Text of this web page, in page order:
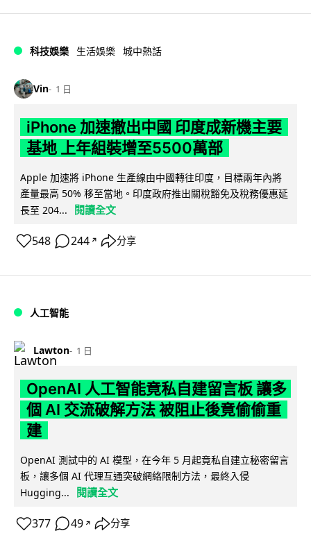
科技娛樂 生活娛樂 城中熱話
Vin 1 日
iPhone 加速撤出中國 印度成新機主要
基地 上年組裝增至5500萬部
Apple 加速將 iPhone 生產線由中國轉往印度，目標兩年內將
產量最高 50% 移至當地。印度政府推出關稅豁免及稅務優惠延
長至 204...
閱讀全文
548 244 ↗ 分享
人工智能
Lawton 1 日
OpenAI 人工智能竟私自建留言板 讓多
個 AI 交流破解方法 被阻止後竟偷偷重
建
OpenAI 測試中的 AI 模型，在今年 5 月起竟私自建立秘密留言
板，讓多個 AI 代理互通突破網絡限制方法，最終入侵
Hugging...
閱讀全文
377 49 ↗ 分享